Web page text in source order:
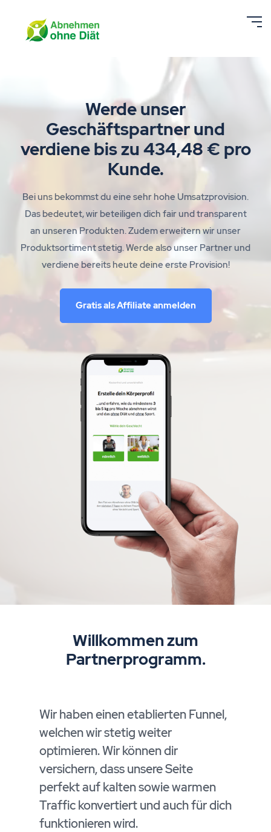
Werde unser
Geschäftspartner und
verdiene bis zu 434,48 € pro
Kunde.
Bei uns bekommst du eine sehr hohe Umsatzprovision.
Das bedeutet, wir beteiligen dich fair und transparent
an unseren Produkten. Zudem erweitern wir unser
Produktsortiment stetig. Werde also unser Partner und
verdiene bereits heute deine erste Provision!
Gratis als Affiliate anmelden
Willkommen zum
Partnerprogramm.
Wir haben einen etablierten Funnel,
welchen wir stetig weiter
optimieren. Wir können dir
versichern, dass unsere Seite
perfekt auf kalten sowie warmen
Traffic konvertiert und auch für dich
funktionieren wird.